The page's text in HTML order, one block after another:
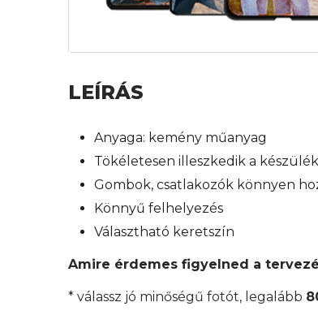
LEÍRÁS
Anyaga: kemény műanyag
Tökéletesen illeszkedik a
Gombok, csatlakozók könnyen
Könnyű felhelyezés
Választható keretszín
Amire érdemes figyelned a
* válassz jó minőségű fotót, legalább